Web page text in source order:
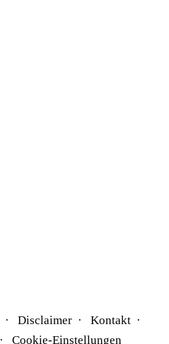
Disclaimer
Kontakt
Cookie-Einstellungen